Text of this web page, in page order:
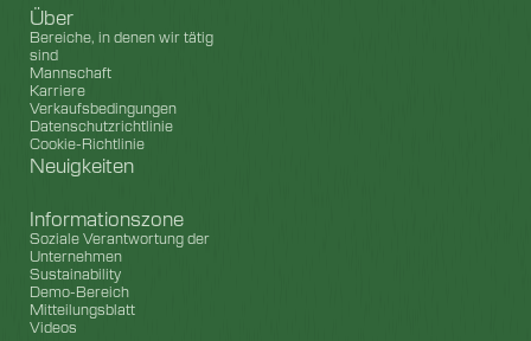
Über
Bereiche, in denen wir tätig
sind
Mannschaft
Karriere
Verkaufsbedingungen
Datenschutzrichtlinie
Cookie-Richtlinie
Neuigkeiten
Informationszone
Soziale Verantwortung der
Unternehmen
Sustainability
Demo-Bereich
Mitteilungsblatt
Videos